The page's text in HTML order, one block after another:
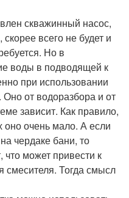
скважинный насос,
всего не будет и
Но в
воды в подводящей к
при использовании
от водоразбора и от
зависит. Как правило,
оно очень мало. А если
чердаке бани, то
может привести к
смесителя. Тогда смысл